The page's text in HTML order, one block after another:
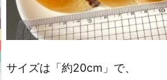
サイズは「約20cm」で、